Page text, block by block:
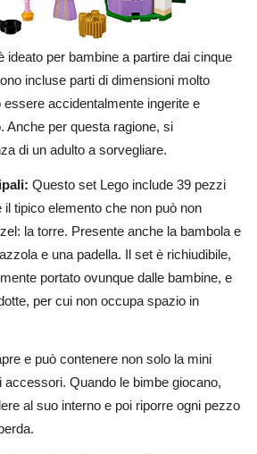
ideato per bambine a partire dai cinque
incluse parti di dimensioni molto
essere accidentalmente ingerite e
Anche per questa ragione, si
di un adulto a sorvegliare.
Questo set Lego include 39 pezzi
tipico elemento che non può non
la torre. Presente anche la bambola e
e una padella. Il set è richiudibile,
portato ovunque dalle bambine, e
per cui non occupa spazio in
e può contenere non solo la mini
accessori. Quando le bimbe giocano,
al suo interno e poi riporre ogni pezzo